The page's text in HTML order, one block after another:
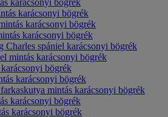
karácsonyi bögrék
karácsonyi bögrék
karácsonyi bögrék
karácsonyi bögrék
Charles spániel karácsonyi bögrék
mintás karácsonyi bögrék
bögrék
karácsonyi bögrék
mintás karácsonyi bögrék
karácsonyi bögrék
karácsonyi bögrék